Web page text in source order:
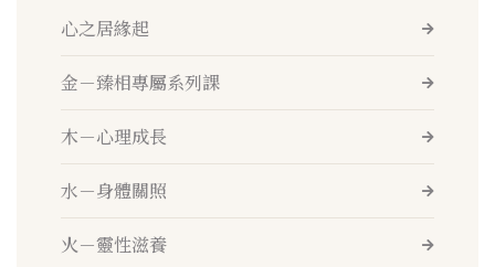
心之居緣起
金－臻相專屬系列課
木－心理成長
水－身體關照
火－靈性滋養